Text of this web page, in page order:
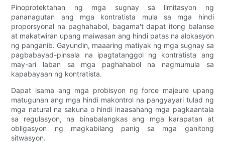
Pinoprotektahan ng mga sugnay sa limitasyon ng
pananagutan ang mga kontratista mula sa mga hindi
proporsyonal na paghahabol, bagama't dapat itong balanse
at makatwiran upang maiwasan ang hindi patas na alokasyon
ng panganib. Gayundin, maaaring matiyak ng mga sugnay sa
pagbabayad-pinsala na ipagtatanggol ng kontratista ang
may-ari laban sa mga paghahabol na nagmumula sa
kapabayaan ng kontratista.
Dapat isama ang mga probisyon ng force majeure upang
matugunan ang mga hindi makontrol na pangyayari tulad ng
mga natural na sakuna o hindi inaasahang mga pagkaantala
sa regulasyon, na binabalangkas ang mga karapatan at
obligasyon ng magkabilang panig sa mga ganitong
sitwasyon.